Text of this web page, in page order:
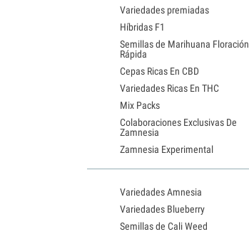
Variedades premiadas
Híbridas F1
Semillas de Marihuana Floración
Rápida
Cepas Ricas En CBD
Variedades Ricas En THC
Mix Packs
Colaboraciones Exclusivas De
Zamnesia
Zamnesia Experimental
Variedades Amnesia
Variedades Blueberry
Semillas de Cali Weed